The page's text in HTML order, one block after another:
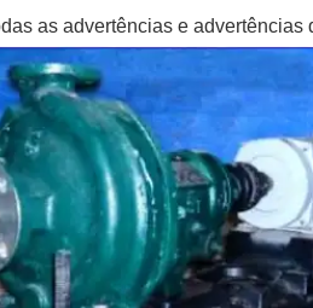
as advertências e